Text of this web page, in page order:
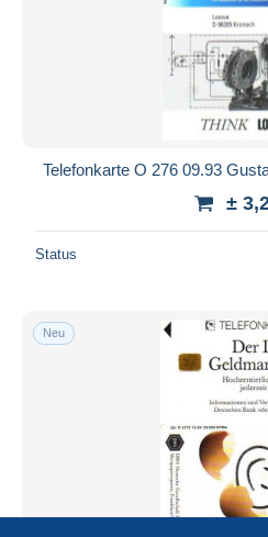
Telefonkarte O 276 09.93
±
Status
Neu